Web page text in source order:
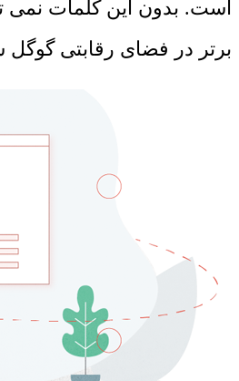
است. بدون این کلمات نمی
برتر در فضای رقابتی گوگل